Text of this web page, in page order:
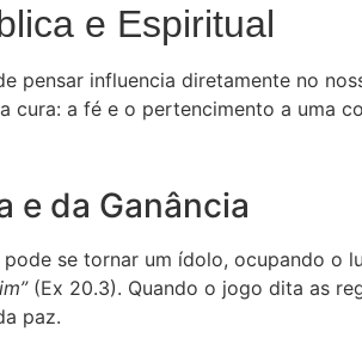
e Espiritual
pensar influencia diretamente no
cura: a fé e o pertencimento a uma
e da Ganância
se tornar um ídolo, ocupando o
(Ex 20.3). Quando o jogo dita as
paz.